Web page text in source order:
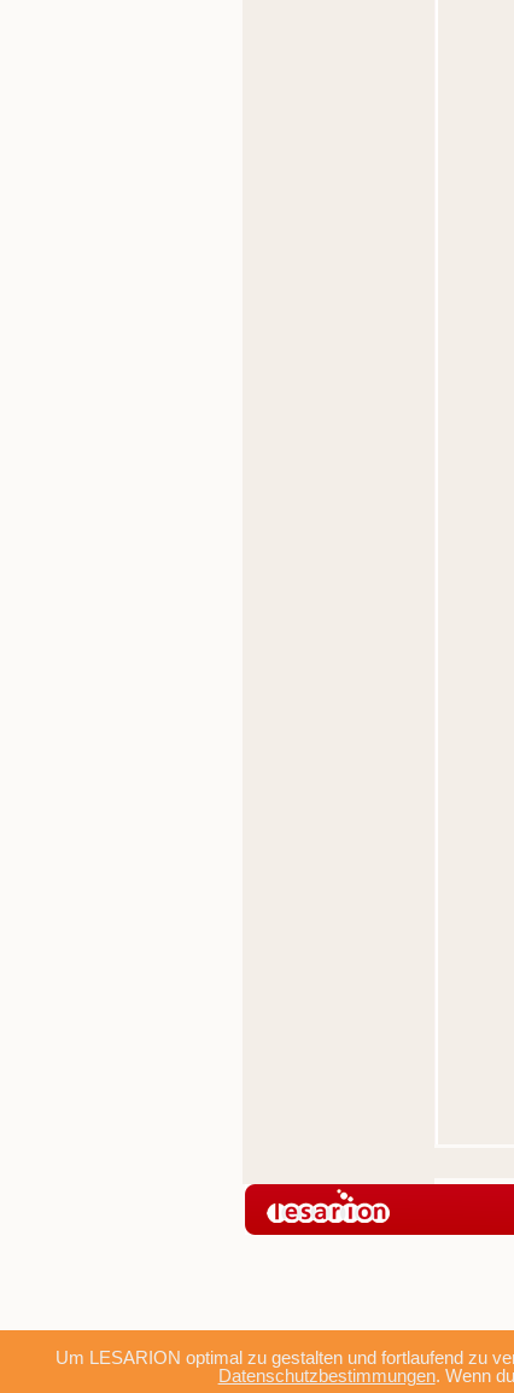
Um LESARION optimal zu gestalten und fortlaufend zu
Datenschutzbestimmungen. Wenn